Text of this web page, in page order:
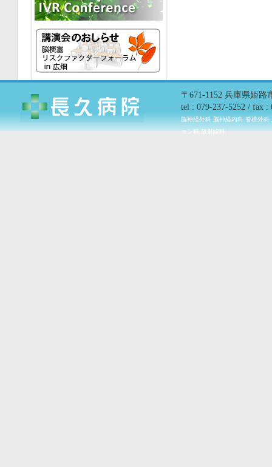
〒671-1152 兵庫県姫路
tel : 079-237-5252 / fax :
脳神経外科 脳神経内科 脊椎外
ョン科 放射線科